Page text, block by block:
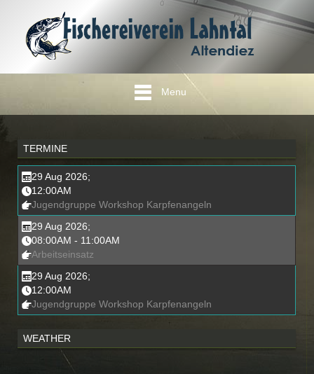
Menu
TERMINE
29 Aug 2026;
12:00AM
Jugendgruppe Workshop Karpfenangeln
29 Aug 2026;
08:00AM - 11:00AM
Arbeitseinsatz
29 Aug 2026;
12:00AM
Jugendgruppe Workshop Karpfenangeln
WEATHER